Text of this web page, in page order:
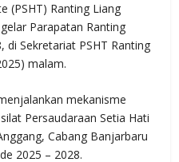
(PSHT) Ranting Liang
Parapatan Ranting
di Sekretariat PSHT Ranting
malam.
mekanisme
Persaudaraan Setia Hati
Cabang Banjarbaru
2025 – 2028.